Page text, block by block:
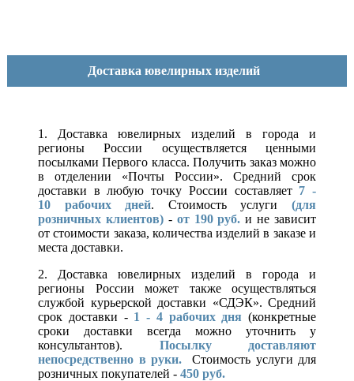
Доставка ювелирных изделий
1. Доставка ювелирных изделий в города и
регионы России осуществляется ценными
посылками Первого класса. Получить заказ можно
в отделении «Почты России». Средний срок
доставки в любую точку России составляет 7 -
10 рабочих дней. Стоимость услуги(для
розничных клиентов)- от 190 руб. и не зависит
от стоимости заказа, количества изделий в заказе и
места доставки.
2. Доставка ювелирных изделий в города и
регионы России может также осуществляться
службой курьерской доставки «СДЭК». Средний
срок доставки - 1 - 4 рабочих дня (конкретные
сроки доставки всегда можно уточнить у
консультантов). Посылку доставляют
непосредственно в руки.
Стоимость услуги для
розничных покупателей - 450 руб.